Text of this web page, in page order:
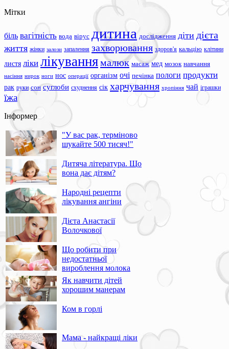
Мітки
біль вагітність вода вірус дитина дослідження діти дієта
життя жінки залози запалення захворювання здоров'я кальцію клітини
листя ліки лікуваннямалюк масаж мед мозок навчання
насіння нирок ноги нос операції організм очі печінка пологи продукти
рак руки сон суглоби схуднення сік харчування хропіння чай іграшки
їжа
Інформер
"У вас рак, терміново
шукайте 500 тисяч!"
Дитяча література. Що
вона дає дітям?
Народні рецепти
лікування ангіни
Дієта Анастасії
Волочкової
Що робити при
недостатньої
вироблення молока
Як навчити дітей
хорошим манерам
Ком в горлі
Мама - найкращі ліки